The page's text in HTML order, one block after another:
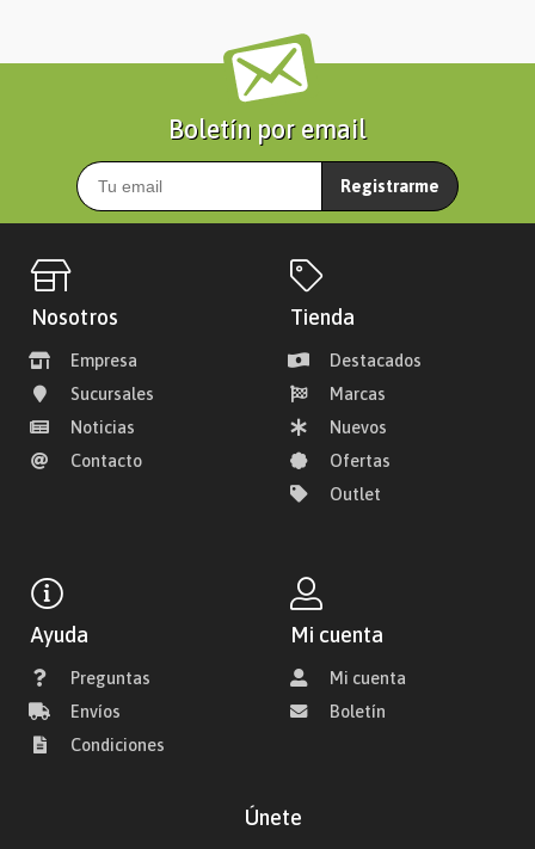
Boletín por email
Registrarme
Nosotros
Empresa
Sucursales
Noticias
Contacto
Tienda
Destacados
Marcas
Nuevos
Ofertas
Outlet
Ayuda
Preguntas
Envíos
Condiciones
Mi cuenta
Mi cuenta
Boletín
Únete